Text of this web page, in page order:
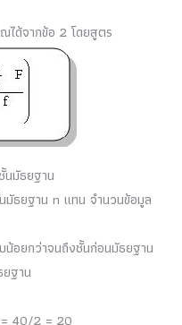
จากข้อ 2 โดยสูตร
ธยฐาน
น n แทน จำนวนข้อมูล
าจนถึงชั้นก่อนมัธยฐาน
าน
2 = 20